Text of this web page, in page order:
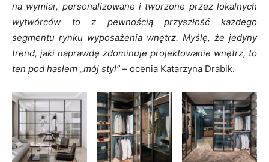
na wymiar, personalizowane i tworzone przez lokalnych
wytwórców to z pewnością przyszłość każdego
segmentu rynku wyposażenia wnętrz. Myślę, że jedyny
trend, jaki naprawdę zdominuje projektowanie wnętrz, to
ten pod hasłem „mój styl” – ocenia Katarzyna Drabik.